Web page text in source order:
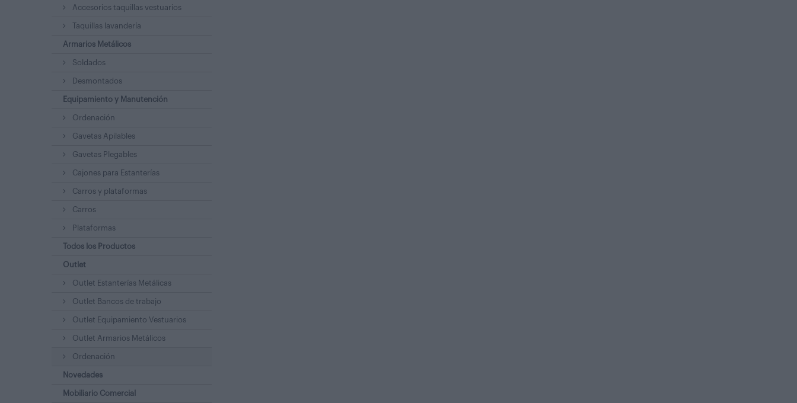
Accesorios taquillas vestuarios
Taquillas lavandería
Armarios Metálicos
Soldados
Desmontados
Equipamiento y Manutención
Ordenación
Gavetas Apilables
Gavetas Plegables
Cajones para Estanterías
Carros y plataformas
Carros
Plataformas
Todos los Productos
Outlet
Outlet Estanterías Metálicas
Outlet Bancos de trabajo
Outlet Equipamiento Vestuarios
Outlet Armarios Metálicos
Ordenación
Novedades
Mobiliario Comercial